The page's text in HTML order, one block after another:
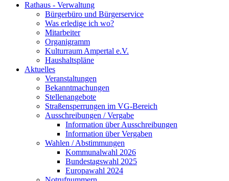
Rathaus - Verwaltung
Bürgerbüro und Bürgerservice
Was erledige ich wo?
Mitarbeiter
Organigramm
Kulturraum Ampertal e.V.
Haushaltspläne
Aktuelles
Veranstaltungen
Bekanntmachungen
Stellenangebote
Straßensperrungen im VG-Bereich
Ausschreibungen / Vergabe
Information über Ausschreibungen
Information über Vergaben
Wahlen / Abstimmungen
Kommunalwahl 2026
Bundestagswahl 2025
Europawahl 2024